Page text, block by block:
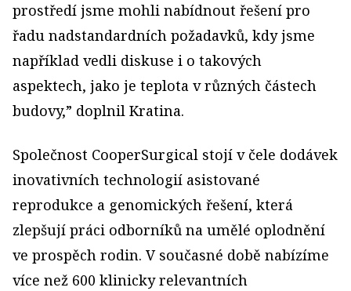
prostředí jsme mohli nabídnout řešení pro
řadu nadstandardních požadavků, kdy jsme
například vedli diskuse i o takových
aspektech, jako je teplota v různých částech
budovy,” doplnil Kratina.
Společnost CooperSurgical stojí v čele dodávek
inovativních technologií asistované
reprodukce a genomických řešení, která
zlepšují práci odborníků na umělé oplodnění
ve prospěch rodin. V současné době nabízíme
více než 600 klinicky relevantních